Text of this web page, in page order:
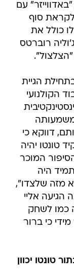
עם
סוף
שלו כולל את
רוברטס
"הצלצול".
הגיית
הקולנועי
דווקא כי
טונטו יהיה
המוכר
היה
מזה שלצדו",
הגיעה אליי
כמו לשחק
כי ברור
טונטו יכוון